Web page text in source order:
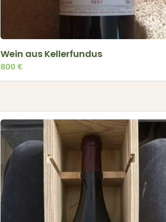
Wein aus Kellerfundus
800 €